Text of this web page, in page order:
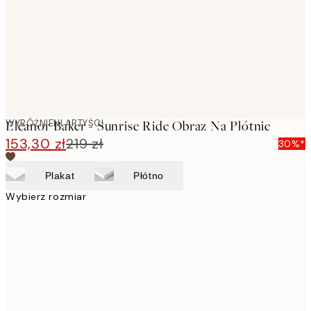
WYRÓŻNIENI ARTYŚCI
Eleanor Baker - Sunrise Ride Obraz Na Płótnie
153,30 zł219 zł 30%*
Plakat Płótno
Wybierz rozmiar